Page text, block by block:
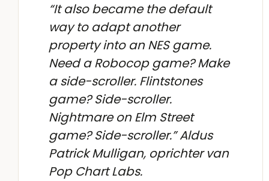
“It also became the default
way to adapt another
property into an NES game.
Need a Robocop game? Make
a side-scroller. Flintstones
game? Side-scroller.
Nightmare on Elm Street
game? Side-scroller.” Aldus
Patrick Mulligan, oprichter van
Pop Chart Labs.